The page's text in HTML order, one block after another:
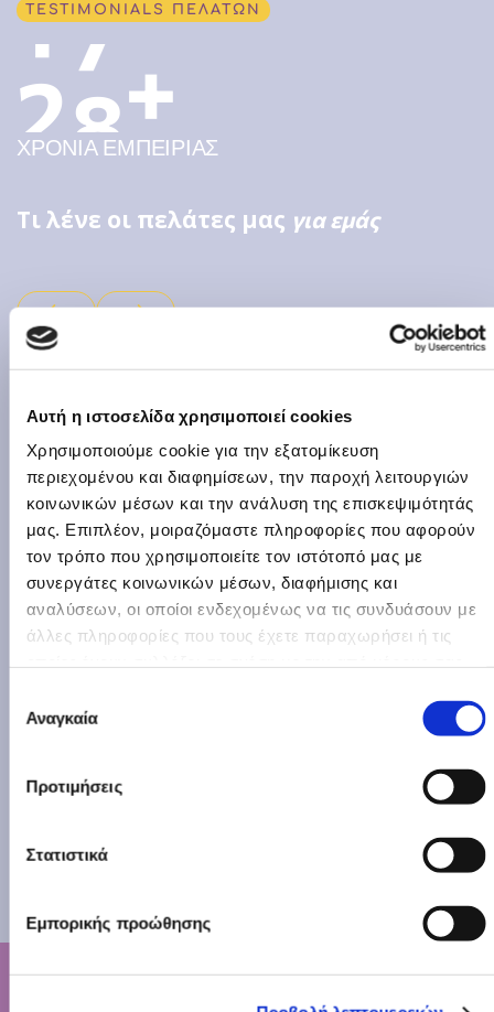
Αυτή η ιστοσελίδα χρησιμοποιεί cookies
Χρησιμοποιούμε cookie για την εξατομίκευση
περιεχομένου και διαφημίσεων, την παροχή λειτουργιών
κοινωνικών μέσων και την ανάλυση της επισκεψιμότητάς
μας. Επιπλέον, μοιραζόμαστε πληροφορίες που αφορούν
τον τρόπο που χρησιμοποιείτε τον ιστότοπό μας με
συνεργάτες κοινωνικών μέσων, διαφήμισης και
αναλύσεων, οι οποίοι ενδεχομένως να τις συνδυάσουν με
άλλες πληροφορίες που τους έχετε παραχωρήσει ή τις
συγκατάθεσης
Αναγκαία
Προτιμήσεις
Στατιστικά
Εμπορικής προώθησης
TESTIMONIALS ΠΕΛΑΤΩΝ
2
9
0+
ΧΡΟΝΙΑ ΕΜΠΕΙΡΙΑΣ
Τι λένε οι πελάτες μας για εμάς
Πολύ καλά δομημένο, σύντομο και
περιεκτικό. Θα ήθελα να τονίσω την
ξεχωριστή παρουσία των ομιλητών.
Μας πρόσφεραν γνώση με απλό και
πολύ κατανοητό τρόπο. Ήταν και οι
3 εξαιρετικοί!